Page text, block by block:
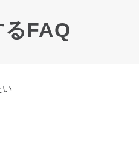
るFAQ
い